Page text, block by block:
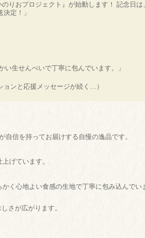
りおプロジェクト』が始動します！ 記念日は
定！」
い生せんべいで丁寧に包んでいます。」
ョンと応援メッセージが続く…）
信を持ってお届けする自慢の逸品です。
げています。
かく心地よい食感の生地で丁寧に包み込んでい
さが広がります。